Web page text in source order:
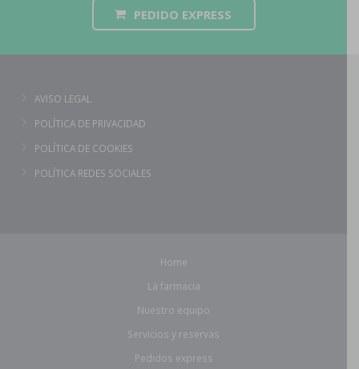
PEDIDO EXPRESS
AVISO LEGAL
POLÍTICA DE PRIVACIDAD
POLÍTICA DE COOKIES
POLÍTICA REDES SOCIALES
Home
La farmacia
Nuestro equipo
Servicios y reservas
Pedidos express